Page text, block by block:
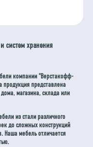
систем хранения
компании "Верстакофф-
представлена
магазина, склада или
из стали различного
до сложных конструкций
Наша мебель отличается